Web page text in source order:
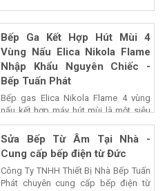
Bếp Ga Kết Hợp Hút Mùi 4
Vùng Nấu Elica Nikola Flame
Nhập Khẩu Nguyên Chiếc -
Bếp Tuấn Phát
Bếp gas Elica Nikola Flame 4 vùng
nấu kết hợp máy hút mùi là một siêu
phẩm của...
Sửa Bếp Từ Âm Tại Nhà -
Cung cấp bếp điện từ Đức
Công Ty TNHH Thiết Bị Nhà Bếp Tuấn
Phát chuyên cung cấp bếp điện từ